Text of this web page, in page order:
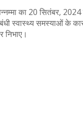
का 20 सितंबर,
स्वास्थ्य समस्याओं के
निभाए।